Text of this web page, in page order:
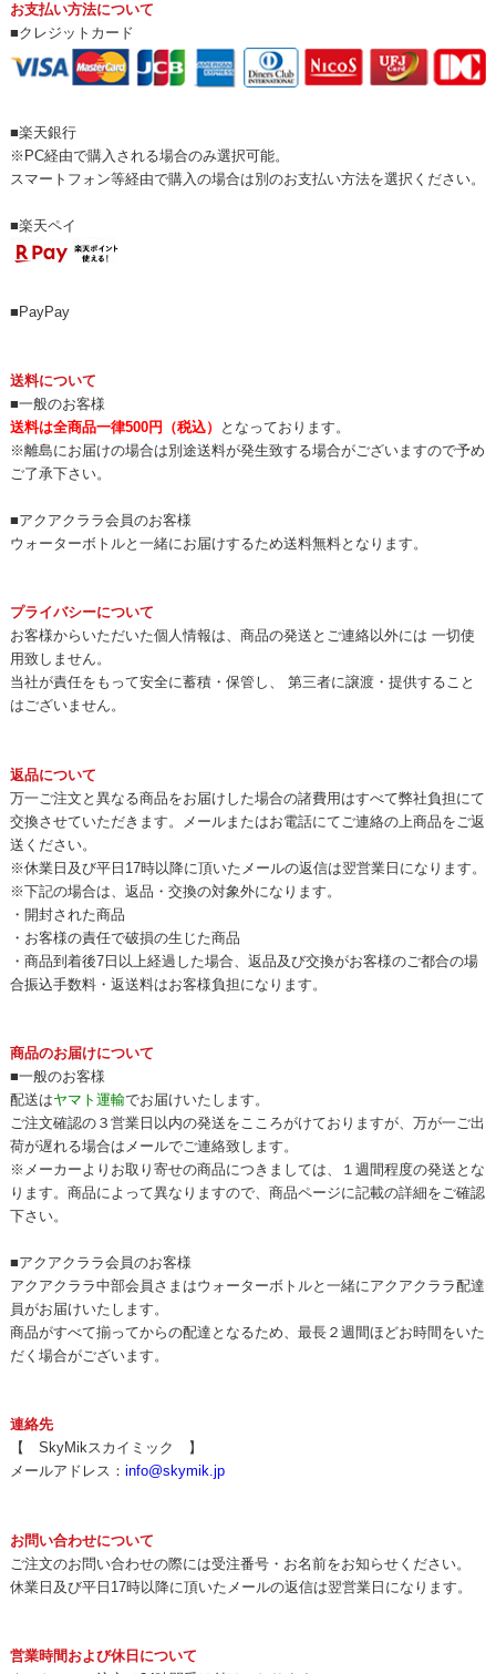
お支払い方法について
■クレジットカード
■楽天銀行
※PC経由で購入される場合のみ選択可能。
スマートフォン等経由で購入の場合は別のお支払い方法を選択ください。
■楽天ペイ
■PayPay
送料について
■一般のお客様
送料は全商品一律500円（税込）
となっております。
※離島にお届けの場合は別途送料が発生致する場合がございますので予め
ご了承下さい。
■アクアクララ会員のお客様
ウォーターボトルと一緒にお届けするため送料無料となります。
プライバシーについて
お客様からいただいた個人情報は、商品の発送とご連絡以外には 一切使
用致しません。
当社が責任をもって安全に蓄積・保管し、 第三者に譲渡・提供すること
はございません。
返品について
万一ご注文と異なる商品をお届けした場合の諸費用はすべて弊社負担にて
交換させていただきます。メールまたはお電話にてご連絡の上商品をご返
送ください。
※休業日及び平日17時以降に頂いたメールの返信は翌営業日になります。
※下記の場合は、返品・交換の対象外になります。
・開封された商品
・お客様の責任で破損の生じた商品
・商品到着後7日以上経過した場合、返品及び交換がお客様のご都合の場
合振込手数料・返送料はお客様負担になります。
商品のお届けについて
■一般のお客様
配送はヤマト運輸でお届けいたします。
ご注文確認の３営業日以内の発送をこころがけておりますが、万が一ご出
荷が遅れる場合はメールでご連絡致します。
※メーカーよりお取り寄せの商品につきましては、１週間程度の発送とな
ります。商品によって異なりますので、商品ページに記載の詳細をご確認
下さい。
■アクアクララ会員のお客様
アクアクララ中部会員さまはウォーターボトルと一緒にアクアクララ配達
員がお届けいたします。
商品がすべて揃ってからの配達となるため、最長２週間ほどお時間をいた
だく場合がございます。
連絡先
【 SkyMikスカイミック 】
メールアドレス： info@skymik.jp
お問い合わせについて
ご注文のお問い合わせの際には受注番号・お名前をお知らせください。
休業日及び平日17時以降に頂いたメールの返信は翌営業日になります。
営業時間および休日について